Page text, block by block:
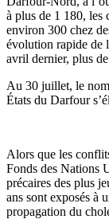
à plus de 1 180, les
environ 300 chez
évolution rapide de
avril dernier, plus
Au 30 juillet, le
États du Darfour
Alors que les
Fonds des Nations
précaires des plus
ans sont exposés à
propagation du